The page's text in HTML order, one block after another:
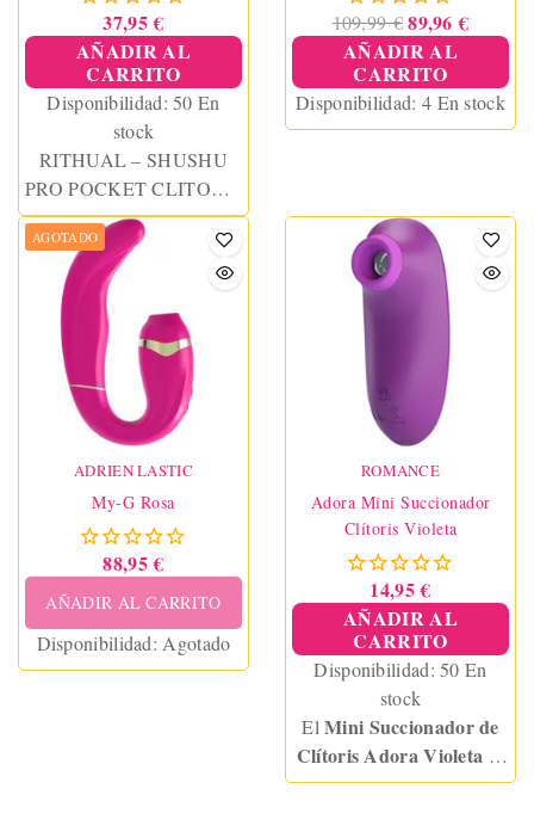
MOTORES AZABACHE
37,95 €
AÑADIR AL
CARRITO
Disponibilidad:50 En
stock
RITHUAL – SHUSHU
PRO POCKET CLITORIS
STIMULATOR 2
POWERFUL JET
MOTORS
SUCKER MORADO
109,99 € 89,96 €
AÑADIR AL
CARRITO
Disponibilidad: 4 En stock
AGOTADO
ADRIEN LASTIC
My-G Rosa
88,95 €
AÑADIR AL CARRITO
Disponibilidad: Agotado
ROMANCE
Adora Mini Succionador
Clítoris Violeta
14,95 €
AÑADIR AL
CARRITO
Disponibilidad:50 En
stock
ElMini Succionador de
Clítoris Adora Violeta es
pequeño, potente y